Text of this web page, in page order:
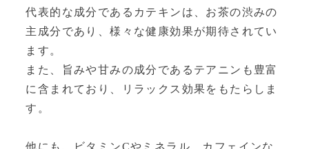
代表的な成分であるカテキンは、お茶の渋みの
主成分であり、様々な健康効果が期待されてい
ます。
また、旨みや甘みの成分であるテアニンも豊富
に含まれており、リラックス効果をもたらしま
す。